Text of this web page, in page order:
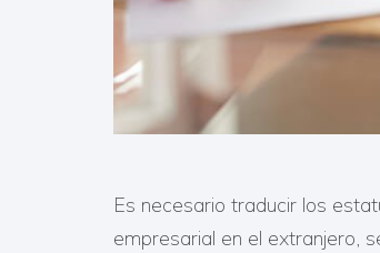
Es necesario traducir los
empresarial en el extranjero,